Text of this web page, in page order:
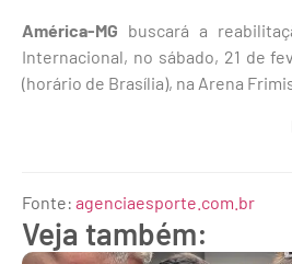
América-MG buscará a
Internacional, no sábado, 21 de
(horário de Brasília), na Arena
FICHA
Fonte: agenciaesporte.com.br
Veja também: